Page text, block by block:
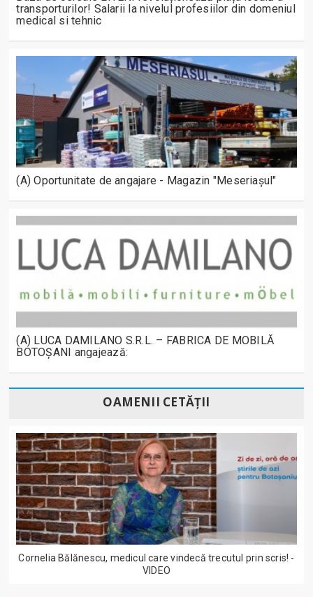
transporturilor! Salarii la nivelul profesiilor din domeniul
medical si tehnic
(A) Oportunitate de angajare - Magazin "Meseriașul"
(A) LUCA DAMILANO S.R.L. – FABRICA DE MOBILĂ
BOTOȘANI angajează:
OAMENII CETĂȚII
Cornelia Bălănescu, medicul care vindecă trecutul prin scris! -
VIDEO